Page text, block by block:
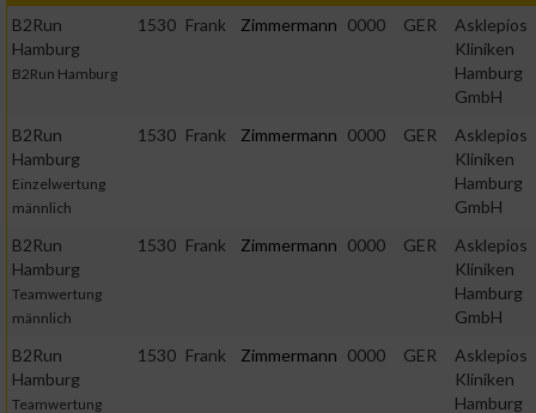
B2Run
Hamburg
B2Run Hamburg
1530 Frank Zimmermann 0000 GER
Asklepios
Kliniken
Hamburg
GmbH
B2Run
Hamburg
Einzelwertung
männlich
1530 Frank Zimmermann 0000 GER
Asklepios
Kliniken
Hamburg
GmbH
B2Run
Hamburg
Teamwertung
männlich
1530 Frank Zimmermann 0000 GER
Asklepios
Kliniken
Hamburg
GmbH
B2Run
Hamburg
Teamwertung
1530 Frank Zimmermann 0000 GER
Asklepios
Kliniken
Hamburg